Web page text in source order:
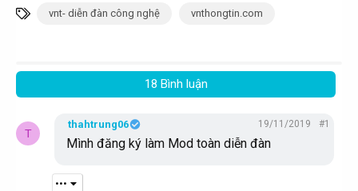
a
c
n
:
T
h
vnt- diễn đàn công nghệ vnthongtin.com
18 Bình luận
T
thahtrung06 19/11/2019 #1
Mình đăng ký làm Mod toàn diễn đàn
•••